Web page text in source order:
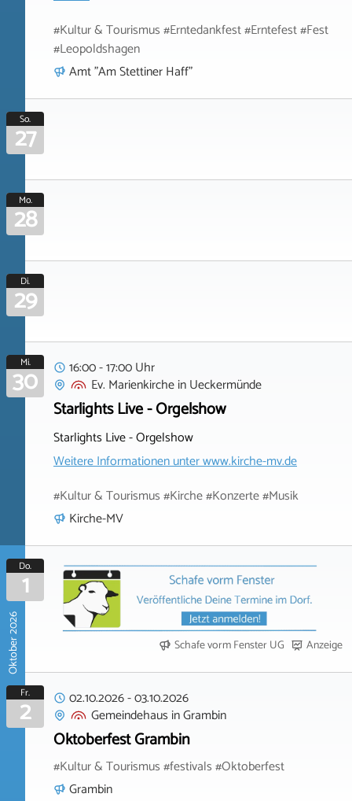
#Kultur & Tourismus #Erntedankfest #Erntefest #Fest
#Leopoldshagen
Amt "Am Stettiner Haff"
So.
27
Mo.
28
Di.
29
Mi.
30
16:00 - 17:00 Uhr
Ev. MarienkircheinUeckermünde
Starlights Live - Orgelshow
Starlights Live - Orgelshow
Weitere Informationen unterwww.kirche-mv.de
#Kultur & Tourismus #Kirche #Konzerte #Musik
Kirche-MV
Oktober 2026
Do.
1
Schafe vorm Fenster UG Anzeige
Fr.
2 02.10.2026-03.10.2026
Gemeindehaus inGrambin
Oktoberfest Grambin
#Kultur & Tourismus #festivals #Oktoberfest
Grambin